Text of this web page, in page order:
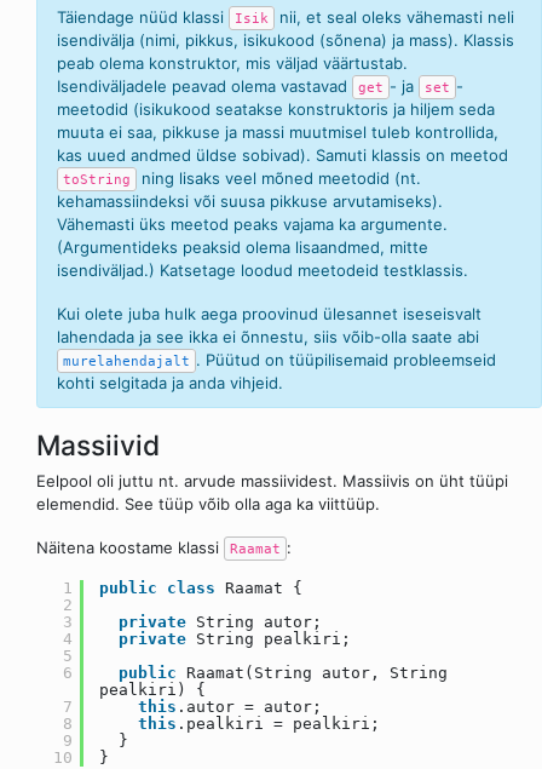
Täiendage nüüd klassi Isik
nii, et seal oleks vähemasti neli
isendivälja (nimi, pikkus, isikukood (sõnena) ja mass). Klassis
peab olema konstruktor, mis väljad väärtustab.
Isendiväljadele peavad olema vastavad
get - ja set -
meetodid (isikukood seatakse konstruktoris ja hiljem seda
muuta ei saa, pikkuse ja massi muutmisel tuleb kontrollida,
kas uued andmed üldse sobivad). Samuti klassis on meetod
toString
ning lisaks veel mõned meetodid (nt.
kehamassiindeksi või suusa pikkuse arvutamiseks).
Vähemasti üks meetod peaks vajama ka argumente.
(Argumentideks peaksid olema lisaandmed, mitte
isendiväljad.) Katsetage loodud meetodeid testklassis.
Kui olete juba hulk aega proovinud ülesannet iseseisvalt
lahendada ja see ikka ei õnnestu, siis võib-olla saate abi
murelahendajalt . Püütud on tüüpilisemaid probleemseid
kohti selgitada ja anda vihjeid.
Massiivid
Eelpool oli juttu nt. arvude massiividest. Massiivis on üht tüüpi
elemendid. See tüüp võib olla aga ka viittüüp.
Näitena koostame klassi Raamat :
1
2
3
4
5
6
7
8
9
10
public class
Raamat {
private String autor;
private String pealkiri;
public
Raamat(String autor, String
pealkiri) {
this .autor = autor;
this .pealkiri = pealkiri;
}
}